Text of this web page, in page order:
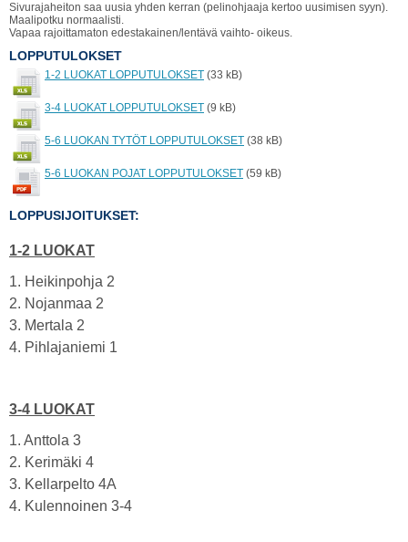
Sivurajaheiton saa uusia yhden kerran (pelinohjaaja kertoo uusimisen syyn).
Maalipotku normaalisti.
Vapaa rajoittamaton edestakainen/lentävä vaihto- oikeus.
LOPPUTULOKSET
1-2 LUOKAT LOPPUTULOKSET (33 kB)
3-4 LUOKAT LOPPUTULOKSET (9 kB)
5-6 LUOKAN TYTÖT LOPPUTULOKSET (38 kB)
5-6 LUOKAN POJAT LOPPUTULOKSET (59 kB)
LOPPUSIJOITUKSET:
1-2 LUOKAT
1. Heikinpohja 2
2. Nojanmaa 2
3. Mertala 2
4. Pihlajaniemi 1
3-4 LUOKAT
1. Anttola 3
2. Kerimäki 4
3. Kellarpelto 4A
4. Kulennoinen 3-4